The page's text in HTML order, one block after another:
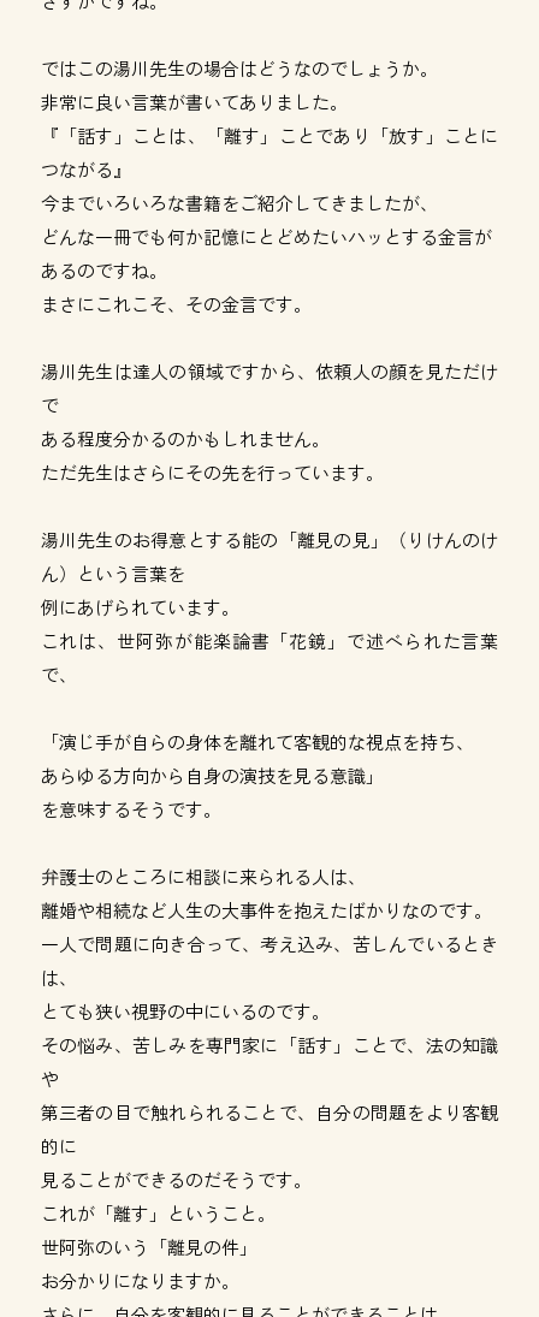
ではこの湯川先生の場合はどうなのでしょうか。
非常に良い言葉が書いてありました。
『「話す」ことは、「離す」ことであり「放す」ことに
つながる』
今までいろいろな書籍をご紹介してきましたが、
どんな一冊でも何か記憶にとどめたいハッとする金言が
あるのですね。
まさにこれこそ、その金言です。
湯川先生は達人の領域ですから、依頼人の顔を見ただけ
で
ある程度分かるのかもしれません。
ただ先生はさらにその先を行っています。
湯川先生のお得意とする能の「離見の見」（りけんのけ
ん）という言葉を
例にあげられています。
これは、世阿弥が能楽論書「花鏡」で述べられた言葉
で、
「演じ手が自らの身体を離れて客観的な視点を持ち、
あらゆる方向から自身の演技を見る意識」
を意味するそうです。
弁護士のところに相談に来られる人は、
離婚や相続など人生の大事件を抱えたばかりなのです。
一人で問題に向き合って、考え込み、苦しんでいるとき
は、
とても狭い視野の中にいるのです。
その悩み、苦しみを専門家に「話す」ことで、法の知識
や
第三者の目で触れられることで、自分の問題をより客観
的に
見ることができるのだそうです。
これが「離す」ということ。
世阿弥のいう「離見の件」
お分かりになりますか。